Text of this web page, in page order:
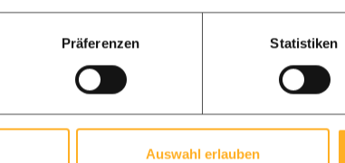
Präferenzen Statistiken
Auswahl erlauben